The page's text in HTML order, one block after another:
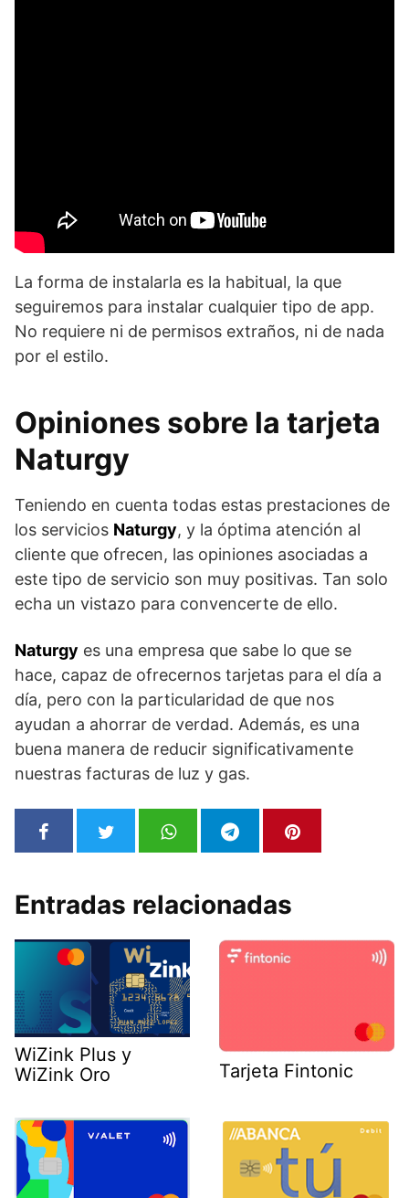
La forma de instalarla es la habitual, la que
seguiremos para instalar cualquier tipo de app.
No requiere ni de permisos extraños, ni de nada
por el estilo.
Opiniones sobre la tarjeta
Naturgy
Teniendo en cuenta todas estas prestaciones de
los servicios Naturgy, y la óptima atención al
cliente que ofrecen, las opiniones asociadas a
este tipo de servicio son muy positivas. Tan solo
echa un vistazo para convencerte de ello.
Naturgy es una empresa que sabe lo que se
hace, capaz de ofrecernos tarjetas para el día a
día, pero con la particularidad de que nos
ayudan a ahorrar de verdad. Además, es una
buena manera de reducir significativamente
nuestras facturas de luz y gas.
Entradas relacionadas
WiZink Plus y
WiZink Oro
Tarjeta Fintonic